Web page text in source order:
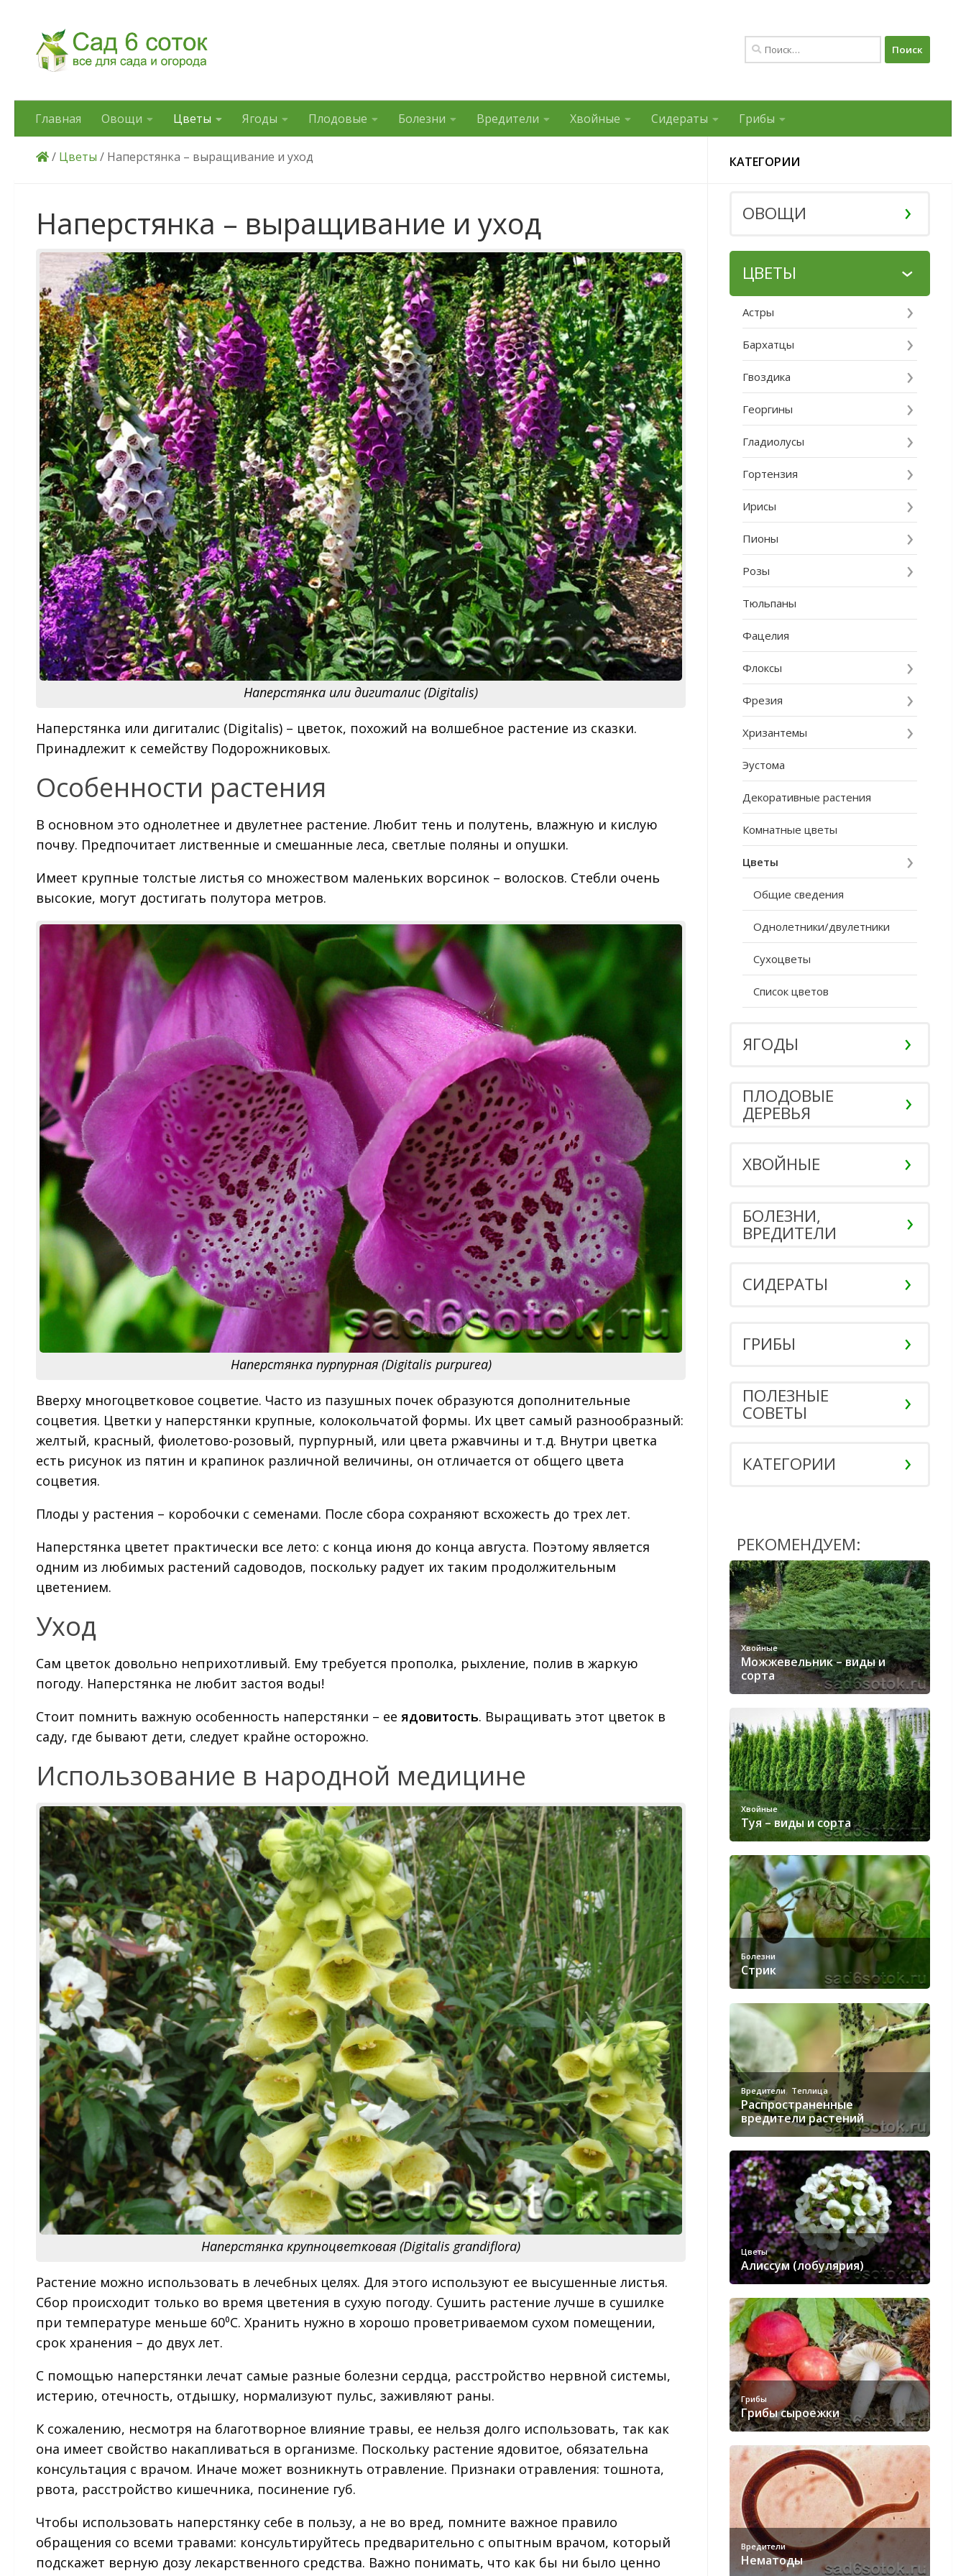
Найти:
Главная Овощи Цветы Ягоды Плодовые Болезни Вредители Хвойные Сидераты Грибы
/ Цветы / Наперстянка – выращивание и уход
Наперстянка – выращивание и уход
Наперстянка или дигиталис (Digitalis)
Наперстянка или дигиталис (Digitalis) – цветок, похожий на волшебное растение из сказки.
Принадлежит к семейству Подорожниковых.
Особенности растения
В основном это однолетнее и двулетнее растение. Любит тень и полутень, влажную и кислую
почву. Предпочитает лиственные и смешанные леса, светлые поляны и опушки.
Имеет крупные толстые листья со множеством маленьких ворсинок – волосков. Стебли очень
высокие, могут достигать полутора метров.
Наперстянка пурпурная (Digitalis purpurea)
Вверху многоцветковое соцветие. Часто из пазушных почек образуются дополнительные
соцветия. Цветки у наперстянки крупные, колокольчатой формы. Их цвет самый разнообразный:
желтый, красный, фиолетово-розовый, пурпурный, или цвета ржавчины и т.д. Внутри цветка
есть рисунок из пятин и крапинок различной величины, он отличается от общего цвета
соцветия.
Плоды у растения – коробочки с семенами. После сбора сохраняют всхожесть до трех лет.
Наперстянка цветет практически все лето: с конца июня до конца августа. Поэтому является
одним из любимых растений садоводов, поскольку радует их таким продолжительным
цветением.
Уход
Сам цветок довольно неприхотливый. Ему требуется прополка, рыхление, полив в жаркую
погоду. Наперстянка не любит застоя воды!
Стоит помнить важную особенность наперстянки – ее ядовитость. Выращивать этот цветок в
саду, где бывают дети, следует крайне осторожно.
Использование в народной медицине
Наперстянка крупноцветковая (Digitalis grandiflora)
Растение можно использовать в лечебных целях. Для этого используют ее высушенные листья.
Сбор происходит только во время цветения в сухую погоду. Сушить растение лучше в сушилке
при температуре меньше 60⁰С. Хранить нужно в хорошо проветриваемом сухом помещении,
срок хранения – до двух лет.
С помощью наперстянки лечат самые разные болезни сердца, расстройство нервной системы,
истерию, отечность, отдышку, нормализуют пульс, заживляют раны.
К сожалению, несмотря на благотворное влияние травы, ее нельзя долго использовать, так как
она имеет свойство накапливаться в организме. Поскольку растение ядовитое, обязательна
консультация с врачом. Иначе может возникнуть отравление. Признаки отравления: тошнота,
рвота, расстройство кишечника, посинение губ.
Чтобы использовать наперстянку себе в пользу, а не во вред, помните важное правило
обращения со всеми травами: консультируйтесь предварительно с опытным врачом, который
подскажет верную дозу лекарственного средства. Важно понимать, что как бы ни было ценно
КАТЕГОРИИ
ОВОЩИ
ЦВЕТЫ
Астры
Бархатцы
Гвоздика
Георгины
Гладиолусы
Гортензия
Ирисы
Пионы
Розы
Тюльпаны
Фацелия
Флоксы
Фрезия
Хризантемы
Эустома
Декоративные растения
Комнатные цветы
Цветы
Общие сведения
Однолетники/двулетники
Сухоцветы
Список цветов
ЯГОДЫ
ПЛОДОВЫЕ
ДЕРЕВЬЯ
ХВОЙНЫЕ
БОЛЕЗНИ,
ВРЕДИТЕЛИ
СИДЕРАТЫ
ГРИБЫ
ПОЛЕЗНЫЕ
СОВЕТЫ
КАТЕГОРИИ
РЕКОМЕНДУЕМ:
Хвойные
Можжевельник – виды и
сорта
Хвойные
Туя – виды и сорта
Болезни
Стрик
Вредители, Теплица
Распространенные
вредители растений
Цветы
Алиссум (лобулярия)
Грибы
Грибы сыроежки
Вредители
Нематоды